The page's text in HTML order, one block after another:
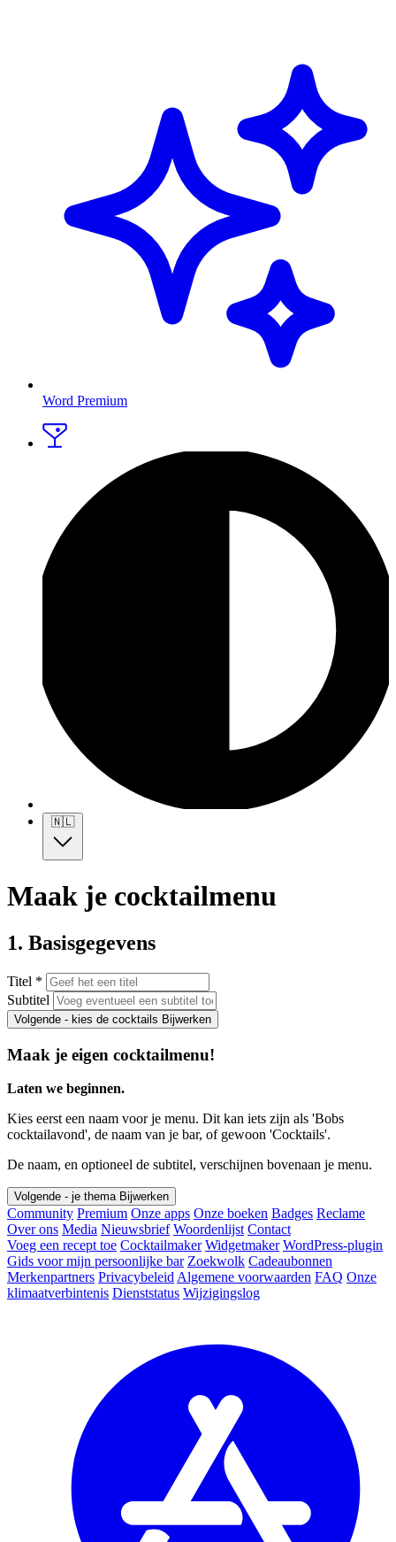
Word Premium
🇳🇱
Maak je cocktailmenu
1. Basisgegevens
Titel *
Subtitel
Volgende - kies de cocktails Bijwerken
Maak je eigen cocktailmenu!
Laten we beginnen.
Kies eerst een naam voor je menu. Dit kan iets zijn als 'Bobs
cocktailavond', de naam van je bar, of gewoon 'Cocktails'.
De naam, en optioneel de subtitel, verschijnen bovenaan je menu.
Volgende - je thema Bijwerken
Community Premium Onze apps Onze boeken Badges Reclame
Over ons Media Nieuwsbrief Woordenlijst Contact
Voeg een recept toe Cocktailmaker Widgetmaker WordPress-plugin
Gids voor mijn persoonlijke bar Zoekwolk Cadeaubonnen
Merkenpartners Privacybeleid Algemene voorwaarden FAQ Onze
klimaatverbintenis Dienststatus Wijzigingslog